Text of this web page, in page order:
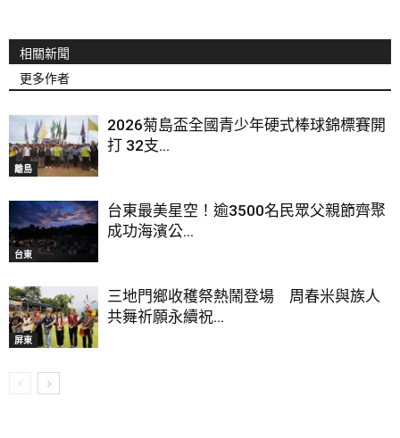
相關新聞
更多作者
離島
2026菊島盃全國青少年硬式棒球錦標賽開
打 32支...
台東
台東最美星空！逾3500名民眾父親節齊聚
成功海濱公...
屏東
三地門鄉收穫祭熱鬧登場 周春米與族人
共舞祈願永續祝...